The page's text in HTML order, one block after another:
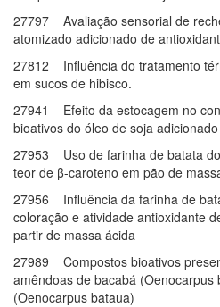
27797 Avaliação sensorial de
atomizado adicionado de
27812 Influência do tratamento
em sucos de hibisco.
27941 Efeito da estocagem no
bioativos do óleo de soja
27953 Uso de farinha de batata
teor de β-caroteno em pão de
27956 Influência da farinha de
coloração e atividade antioxidante
partir de massa ácida
27989 Compostos bioativos
amêndoas de bacabá (Oenocarpus
(Oenocarpus bataua)